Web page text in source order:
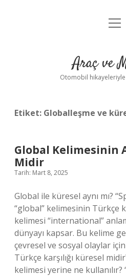
Yasal
Araç ve
Otomobil
Etiket: Globalleşme ve
Global Kelimesinin
Midir
Tarih: Mart 8, 2025
Global ile küresel aynı mı?
“global” kelimesinin Türkçe
kelimesi “international”
dünyayı kapsar. Bu kelime
çevresel ve sosyal olaylar
Türkçe karşılığı küresel
kelimesi yerine ne